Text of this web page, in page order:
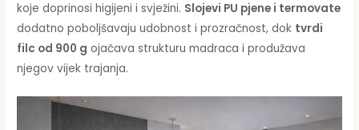
koje doprinosi higijeni i svježini. Slojevi PU pjene i termovate
dodatno poboljšavaju udobnost i prozračnost, dok tvrdi
filc od 900 g ojačava strukturu madraca i produžava
njegov vijek trajanja.